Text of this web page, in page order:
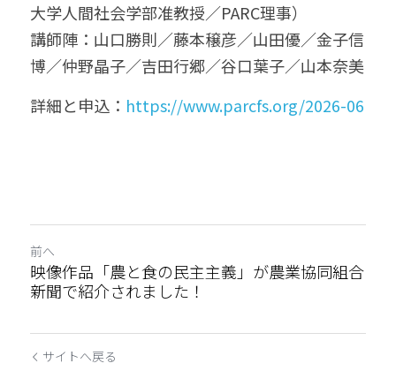
大学人間社会学部准教授／PARC理事）
講師陣：山口勝則／藤本穣彦／山田優／金子信
博／仲野晶子／吉田行郷／谷口葉子／山本奈美
詳細と申込： https://www.parcfs.org/2026-06
前へ
映像作品「農と食の民主主義」が農業協同組合
新聞で紹介されました！
サイトへ戻る